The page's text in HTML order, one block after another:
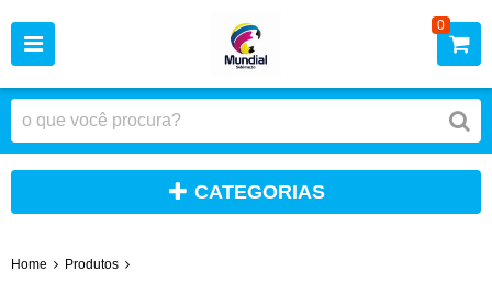
0
CATEGORIAS
Home
Produtos